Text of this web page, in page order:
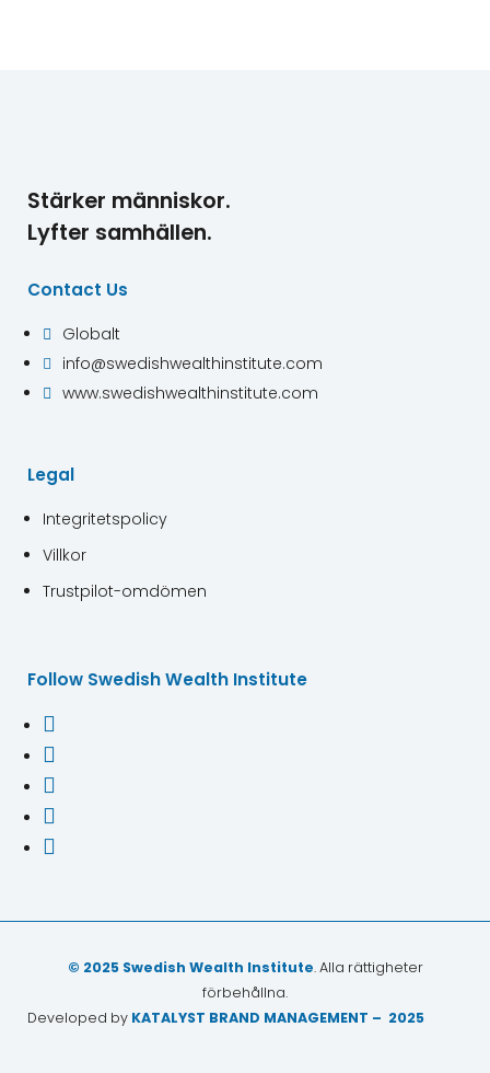
Stärker människor.
Lyfter samhällen.
Contact Us
 Globalt
 info@swedishwealthinstitute.com
 www.swedishwealthinstitute.com
Legal
Integritetspolicy
Villkor
Trustpilot-omdömen
Follow Swedish Wealth Institute





© 2025 Swedish Wealth Institute. Alla rättigheter
förbehållna.
Developed by KATALYST BRAND MANAGEMENT – 2025